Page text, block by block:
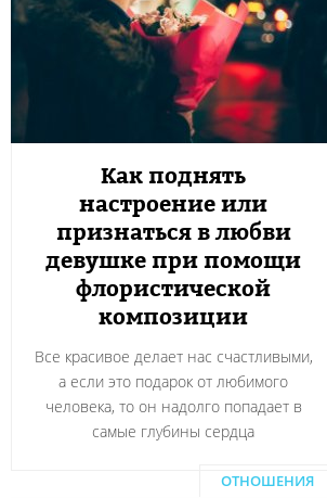
Как поднять
настроение или
признаться в любви
девушке при помощи
флористической
композиции
Все красивое делает нас счастливыми,
а если это подарок от любимого
человека, то он надолго попадает в
самые глубины сердца
ОТНОШЕНИЯ